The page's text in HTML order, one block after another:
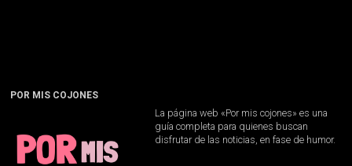
POR MIS COJONES
La página web «Por mis cojones» es una
guía completa para quienes buscan
disfrutar de las noticias, en fase de humor.